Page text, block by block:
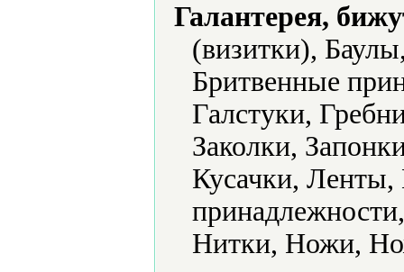
Галантерея,
(визитки),
Бритвенные
Галстуки,
Заколки,
Кусачки,
Нитки, Ножи,